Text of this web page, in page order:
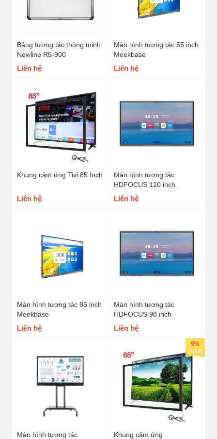
Bảng tương tác thông minh
Newline R5-900
Liên hệ
Màn hình tương tác 55 inch
Meekbase
Liên hệ
Khung cảm ứng Tivi 85 Inch
Liên hệ
Màn hình tương tác
HDFOCUS 110 inch
Liên hệ
Màn hình tương tác 86 inch
Meekbase
Liên hệ
Màn hình tương tác
HDFOCUS 98 inch
Liên hệ
Màn hình tương tác
Khung cảm ứng
9%
GIẢM